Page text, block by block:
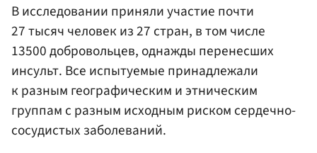
В исследовании приняли участие почти
27 тысяч человек из 27 стран, в том числе
13500 добровольцев, однажды перенесших
инсульт. Все испытуемые принадлежали
к разным географическим и этническим
группам с разным исходным риском сердечно-
сосудистых заболеваний.